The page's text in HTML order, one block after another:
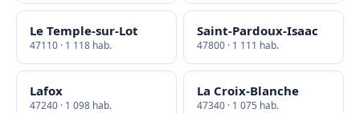
Le Temple-sur-Lot
47110 · 1 118 hab.
Saint-Pardoux-Isaac
47800 · 1 111 hab.
Lafox
47240 · 1 098 hab.
La Croix-Blanche
47340 · 1 075 hab.